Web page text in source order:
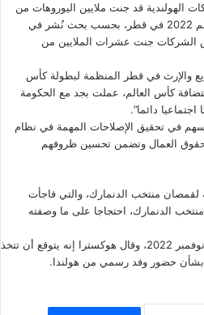
الهولندية قد جنت ملايين اليوروهات من
خلال مشاريع بناء مرتبطة بكأس العالم 2022 في قطر، بحسب بحث نُشر في
الشركات جنت عشرات الملايين من
والإرث في قطر المنظمة لبطولة كأس
استضافة كأس العالم، عملت بجد مع الحكومة
دائما”.
أسهم في تحقيق الإصلاحات المهمة في نظام
حقوق العمال وتضمن تحسين ظروفهم
لقمصان منتخب الدنمارك، والتي فاجأت
الدنمارك، احتجاجا على ما وصفته
وتنطلق نهائيات كأس العالم يوم 20 نوفمبر 2022، وقال هوكسترا إنه يتوقع أن تتخذ
بشأن حضور وفد رسمي من هولندا.